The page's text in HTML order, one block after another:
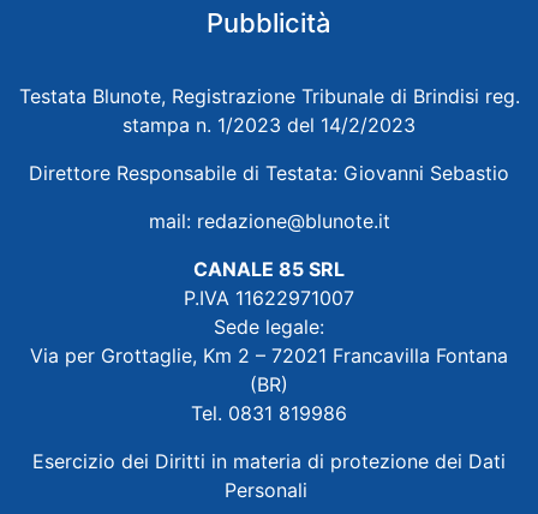
Pubblicità
Testata Blunote, Registrazione Tribunale di Brindisi reg.
stampa n. 1/2023 del 14/2/2023
Direttore Responsabile di Testata: Giovanni Sebastio
mail: redazione@blunote.it
CANALE 85 SRL
P.IVA 11622971007
Sede legale:
Via per Grottaglie, Km 2 – 72021 Francavilla Fontana
(BR)
Tel. 0831 819986
Esercizio dei Diritti in materia di protezione dei Dati
Personali